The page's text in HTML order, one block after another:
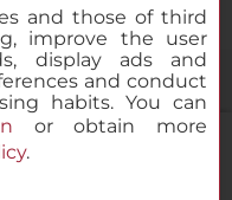
and those of third
improve the user
display ads and
and conduct
habits. You can
or obtain more
.